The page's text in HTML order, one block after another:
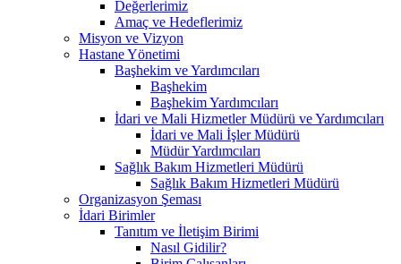
Değerlerimiz
Amaç ve Hedeflerimiz
Misyon ve Vizyon
Hastane Yönetimi
Başhekim ve Yardımcıları
Başhekim
Başhekim Yardımcıları
İdari ve Mali Hizmetler Müdürü ve Yardımcıları
İdari ve Mali İşler Müdürü
Müdür Yardımcıları
Sağlık Bakım Hizmetleri Müdürü
Sağlık Bakım Hizmetleri Müdürü
Organizasyon Şeması
İdari Birimler
Tanıtım ve İletişim Birimi
Nasıl Gidilir?